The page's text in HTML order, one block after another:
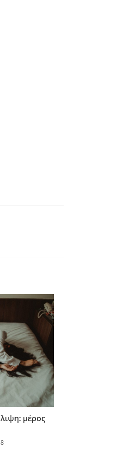
μέρος